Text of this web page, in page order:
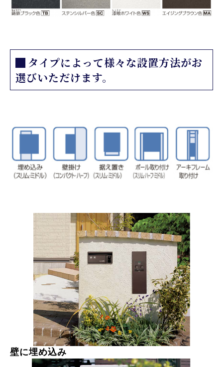
タイプによって様々な設置方法がお
選びいただけます。
壁に埋め込み